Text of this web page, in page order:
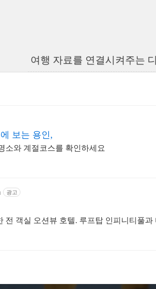
여행 자료를 연결시켜주는
보는 용인,
소와 계절코스를 확인하세요
광고
전 객실 오션뷰 호텔. 루프탑 인피니티풀과